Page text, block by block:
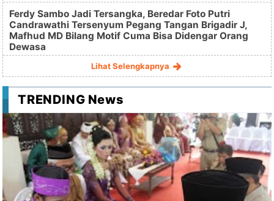
Ferdy Sambo Jadi Tersangka, Beredar Foto Putri
Candrawathi Tersenyum Pegang Tangan Brigadir J,
Mafhud MD Bilang Motif Cuma Bisa Didengar Orang
Dewasa
Lihat Selengkapnya
TRENDING News